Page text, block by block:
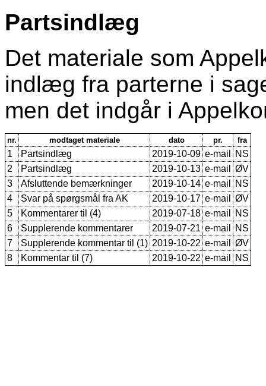
Partsindlæg
Det materiale som
indlæg fra parterne i
men det indgår i
nr. modtaget materiale dato pr. fra
1 Partsindlæg 2019-10-09 e-mail
NS
2
Partsindlæg 2019-10-13 e-mail
ØV
3
Afsluttende bemærkninger 2019-10-14 e-mail
NS
4
Svar på spørgsmål fra AK 2019-10-17 e-mail
ØV
5
Kommentarer til (4) 2019-07-18 e-mail
NS
6
Supplerende kommentarer 2019-07-21 e-mail
NS
7
Supplerende kommentar til (1) 2019-10-22 e-mail
ØV
8
Kommentar til (7) 2019-10-22 e-mail NS